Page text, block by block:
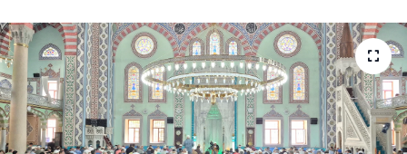
SPOR
MAGAZİN
ESKİŞEHİRSPOR